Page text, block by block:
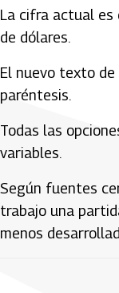
La cifra actual es
de dólares.
El nuevo texto
paréntesis.
Todas las
variables.
Según fuentes
trabajo una
menos